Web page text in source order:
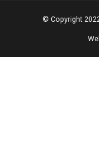
© Copyright